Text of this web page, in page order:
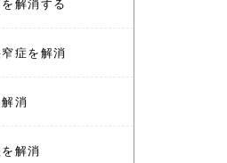
解消する
症を解消
消
解消